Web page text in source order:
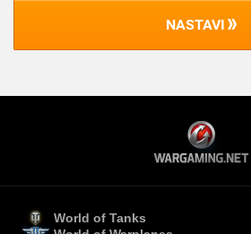
NASTAVI
World of Tanks